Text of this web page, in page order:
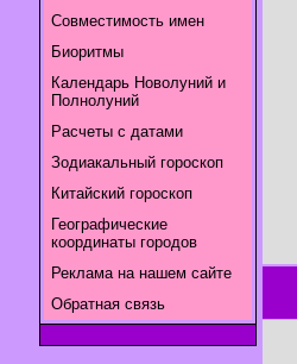
Совместимость имен
Биоритмы
Календарь Новолуний и
Полнолуний
Расчеты с датами
Зодиакальный гороскоп
Китайский гороскоп
Географические
координаты городов
Реклама на нашем сайте
Обратная связь